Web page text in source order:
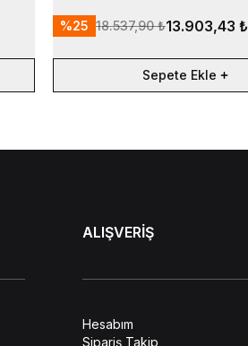
%25 18.537,90 ₺13.903,43 ₺
Sepete Ekle
ALIŞVERİŞ
Hesabım
Sipariş Takip